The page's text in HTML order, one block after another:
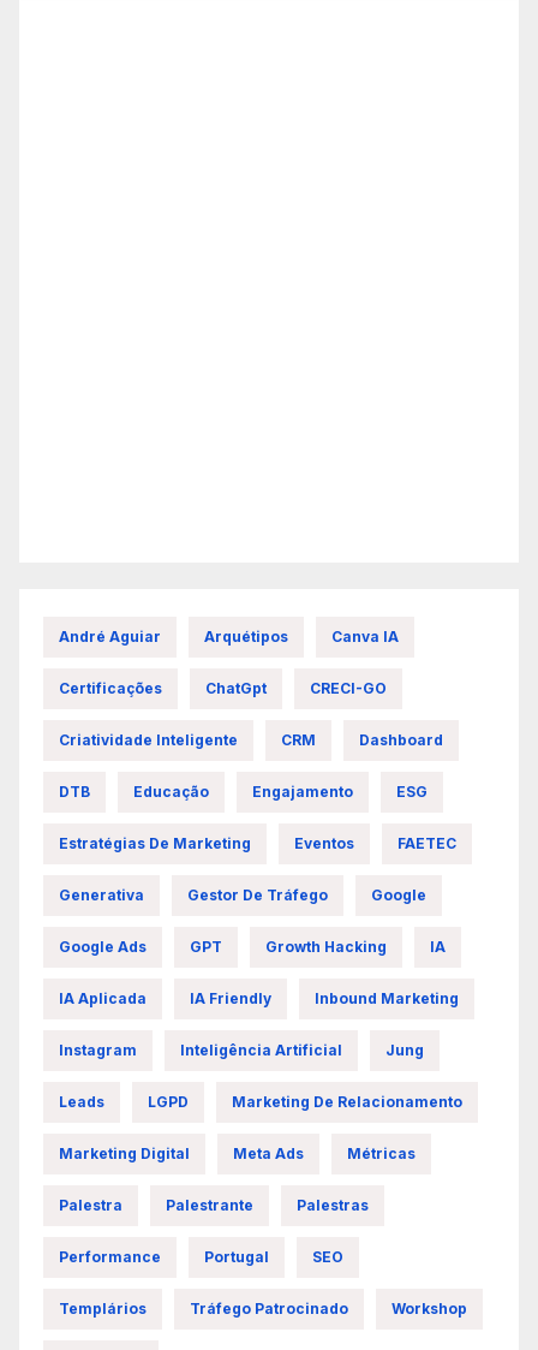
André Aguiar Arquétipos Canva IA
Certificações ChatGpt CRECI-GO
Criatividade Inteligente CRM Dashboard
DTB Educação Engajamento ESG
Estratégias De Marketing Eventos FAETEC
Generativa Gestor De Tráfego Google
Google Ads GPT Growth Hacking IA
IA Aplicada IA Friendly Inbound Marketing
Instagram Inteligência Artificial Jung
Leads LGPD Marketing De Relacionamento
Marketing Digital Meta Ads Métricas
Palestra Palestrante Palestras
Performance Portugal SEO
Templários Tráfego Patrocinado Workshop